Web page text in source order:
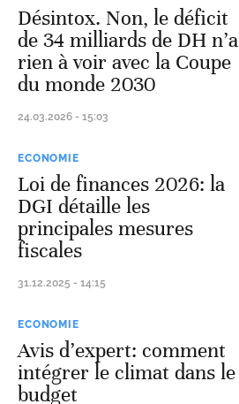
Désintox. Non, le déficit
de 34 milliards de DH n’a
rien à voir avec la Coupe
du monde 2030
24.03.2026 - 15:03
ECONOMIE
Loi de finances 2026: la
DGI détaille les
principales mesures
fiscales
31.12.2025 - 14:15
ECONOMIE
Avis d’expert: comment
intégrer le climat dans le
budget